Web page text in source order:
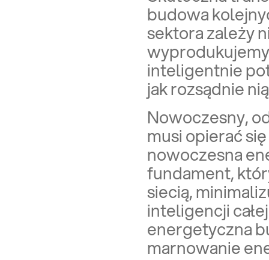
budowa
sektora zależy
inteligentnie
jak rozsądnie
Nowoczesny,
musi opierać
nowoczesna
fundament,
siecią,
inteligencji
energetyczna
marnowanie